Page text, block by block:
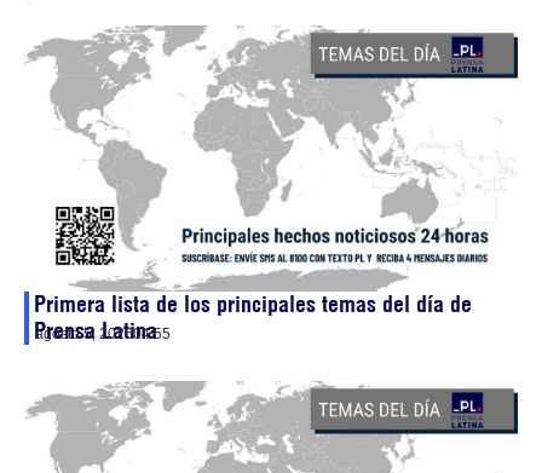
Primera lista de los principales temas del día de
Prensa Latina
agosto 5, 202604:55